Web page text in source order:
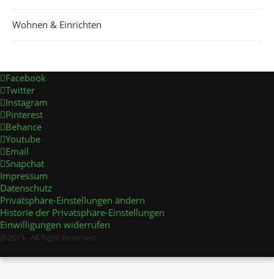
Wohnen & Einrichten
Facebook
Twitter
Instagram
Pinterest
Behance
Youtube
Email
Snapchat
Impressum
Datenschutz
Privatsphäre-Einstellungen ändern
Historie der Privatsphäre-Einstellungen
Einwilligungen widerrufen
@2019 - All Right Reserved.